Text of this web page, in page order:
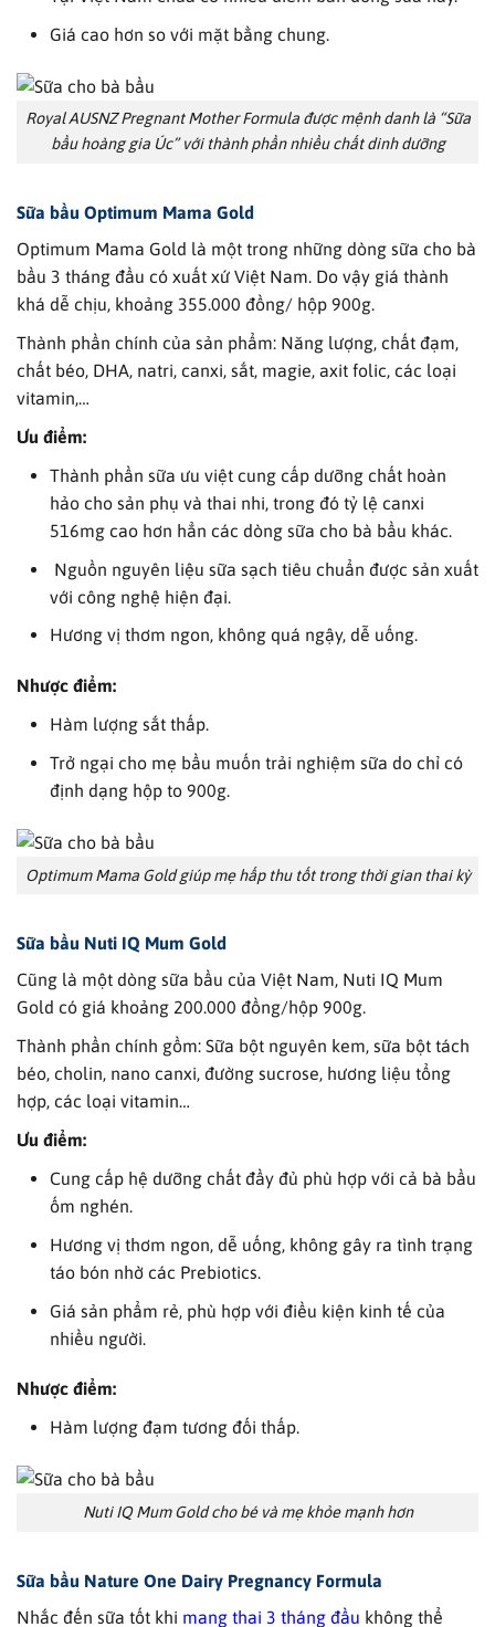
Giá cao hơn so với mặt bằng chung.
Royal AUSNZ Pregnant Mother Formula được mệnh danh là “Sữa
bầu hoàng gia Úc” với thành phần nhiều chất dinh dưỡng
Sữa bầu Optimum Mama Gold
Optimum Mama Gold là một trong những dòng sữa cho bà
bầu 3 tháng đầu có xuất xứ Việt Nam. Do vậy giá thành
khá dễ chịu, khoảng 355.000 đồng/ hộp 900g.
Thành phần chính của sản phẩm: Năng lượng, chất đạm,
chất béo, DHA, natri, canxi, sắt, magie, axit folic, các loại
vitamin,…
Ưu điểm:
Thành phần sữa ưu việt cung cấp dưỡng chất hoàn
hảo cho sản phụ và thai nhi, trong đó tỷ lệ canxi
516mg cao hơn hẳn các dòng sữa cho bà bầu khác.
Nguồn nguyên liệu sữa sạch tiêu chuẩn được sản xuất
với công nghệ hiện đại.
Hương vị thơm ngon, không quá ngậy, dễ uống.
Nhược điểm:
Hàm lượng sắt thấp.
Trở ngại cho mẹ bầu muốn trải nghiệm sữa do chỉ có
định dạng hộp to 900g.
Optimum Mama Gold giúp mẹ hấp thu tốt trong thời gian thai kỳ
Sữa bầu Nuti IQ Mum Gold
Cũng là một dòng sữa bầu của Việt Nam, Nuti IQ Mum
Gold có giá khoảng 200.000 đồng/hộp 900g.
Thành phần chính gồm: Sữa bột nguyên kem, sữa bột tách
béo, cholin, nano canxi, đường sucrose, hương liệu tổng
hợp, các loại vitamin…
Ưu điểm:
Cung cấp hệ dưỡng chất đầy đủ phù hợp với cả bà bầu
ốm nghén.
Hương vị thơm ngon, dễ uống, không gây ra tình trạng
táo bón nhờ các Prebiotics.
Giá sản phẩm rẻ, phù hợp với điều kiện kinh tế của
nhiều người.
Nhược điểm:
Hàm lượng đạm tương đối thấp.
Nuti IQ Mum Gold cho bé và mẹ khỏe mạnh hơn
Sữa bầu Nature One Dairy Pregnancy Formula
Nhắc đến sữa tốt khi mang thai 3 tháng đầu không thể